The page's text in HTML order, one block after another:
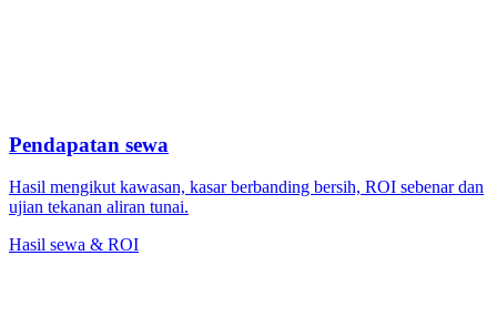
Pendapatan sewa
Hasil mengikut kawasan, kasar berbanding bersih, ROI sebenar dan
ujian tekanan aliran tunai.
Hasil sewa & ROI